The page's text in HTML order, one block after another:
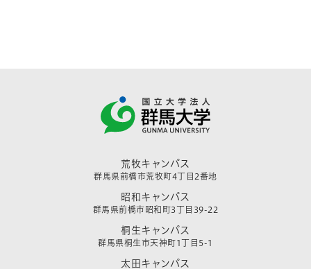
荒牧キャンパス
群馬県前橋市荒牧町4丁目2番地
昭和キャンパス
群馬県前橋市昭和町3丁目39-22
桐生キャンパス
群馬県桐生市天神町1丁目5-1
太田キャンパス